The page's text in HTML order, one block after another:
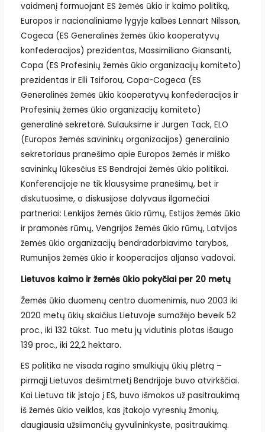
vaidmenį formuojant ES žemės ūkio ir kaimo politiką,
Europos ir nacionaliniame lygyje kalbės Lennart Nilsson,
Cogeca (ES Generalinės žemės ūkio kooperatyvų
konfederacijos) prezidentas, Massimiliano Giansanti,
Copa (ES Profesinių žemės ūkio organizacijų komiteto)
prezidentas ir Elli Tsiforou, Copa-Cogeca (ES
Generalinės žemės ūkio kooperatyvų konfederacijos ir
Profesinių žemės ūkio organizacijų komiteto)
generalinė sekretorė. Sulauksime ir Jurgen Tack, ELO
(Europos žemės savininkų organizacijos) generalinio
sekretoriaus pranešimo apie Europos žemės ir miško
savininkų lūkesčius ES Bendrajai žemės ūkio politikai.
Konferencijoje ne tik klausysime pranešimų, bet ir
diskutuosime, o diskusijose dalyvaus ilgamečiai
partneriai: Lenkijos žemės ūkio rūmų, Estijos žemės ūkio
ir pramonės rūmų, Vengrijos žemės ūkio rūmų, Latvijos
žemės ūkio organizacijų bendradarbiavimo tarybos,
Rumunijos žemės ūkio ir kooperacijos aljanso vadovai.
Lietuvos kaimo ir žemės ūkio pokyčiai per 20 metų
Žemės ūkio duomenų centro duomenimis, nuo 2003 iki
2020 metų ūkių skaičius Lietuvoje sumažėjo beveik 52
proc., iki 132 tūkst. Tuo metu jų vidutinis plotas išaugo
139 proc., iki 22,2 hektaro.
ES politika ne visada ragino smulkiųjų ūkių plėtrą –
pirmąjį Lietuvos dešimtmetį Bendrijoje buvo atvirkščiai.
Kai Lietuva tik įstojo į ES, buvo išmokos už pasitraukimą
iš žemės ūkio veiklos, kas įtakojo vyresnių žmonių,
daugiausia užsiimančių gyvulininkyste, pasitraukimą.